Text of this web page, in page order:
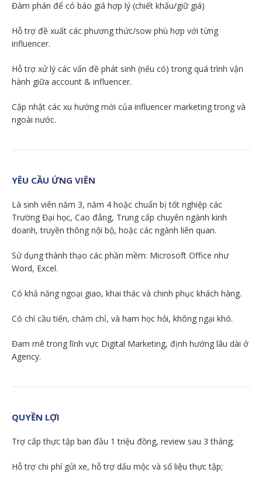
Đàm phán để có báo giá hợp lý (chiết khấu/giữ giá)
Hỗ trợ đề xuất các phương thức/sow phù hợp với từng
influencer.
Hỗ trợ xử lý các vấn đề phát sinh (nếu có) trong quá trình vận
hành giữa account & influencer.
Cập nhật các xu hướng mới của influencer marketing trong và
ngoài nước.
YÊU CẦU ỨNG VIÊN
Là sinh viên năm 3, năm 4 hoặc chuẩn bị tốt nghiệp các
Trường Đại học, Cao đẳng, Trung cấp chuyên ngành kinh
doanh, truyền thông nội bộ, hoặc các ngành liên quan.
Sử dụng thành thạo các phần mềm: Microsoft Office như
Word, Excel.
Có khả năng ngoại giao, khai thác và chinh phục khách hàng.
Có chí cầu tiến, chăm chỉ, và ham học hỏi, không ngại khó.
Đam mê trong lĩnh vực Digital Marketing, định hướng lâu dài ở
Agency.
QUYỀN LỢI
Trợ cấp thực tập ban đầu 1 triệu đồng, review sau 3 tháng;
Hỗ trợ chi phí gửi xe, hỗ trợ dấu mộc và số liệu thực tập;